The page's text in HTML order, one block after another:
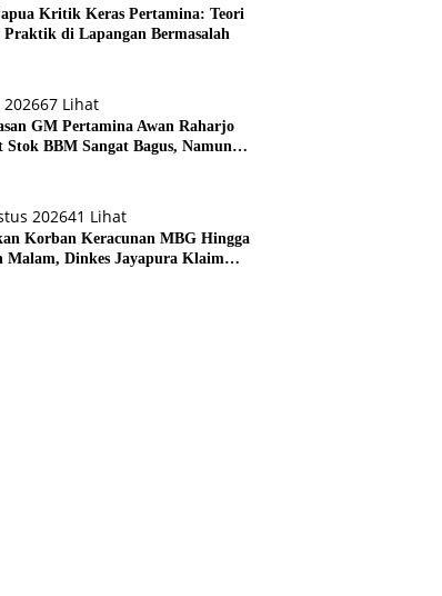
Kritik Keras Pertamina: Teori
Praktik di Lapangan Bermasalah
202667 Lihat
GM Pertamina Awan Raharjo
Stok BBM Sangat Bagus, Namun
202641 Lihat
Korban Keracunan MBG Hingga
Malam, Dinkes Jayapura Klaim